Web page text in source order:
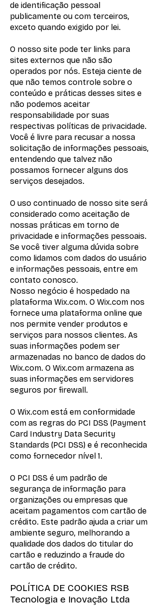
de identificação pessoal
publicamente ou com terceiros,
exceto quando exigido por lei.
O nosso site pode ter links para
sites externos que não são
operados por nós. Esteja ciente de
que não temos controle sobre o
conteúdo e práticas desses sites e
não podemos aceitar
responsabilidade por suas
respectivas políticas de privacidade.
Você é livre para recusar a nossa
solicitação de informações pessoais,
entendendo que talvez não
possamos fornecer alguns dos
serviços desejados.
O uso continuado de nosso site será
considerado como aceitação de
nossas práticas em torno de
privacidade e informações pessoais.
Se você tiver alguma dúvida sobre
como lidamos com dados do usuário
e informações pessoais, entre em
contato conosco.
Nosso negócio é hospedado na
plataforma Wix.com. O Wix.com nos
fornece uma plataforma online que
nos permite vender produtos e
serviços para nossos clientes. As
suas informações podem ser
armazenadas no banco de dados do
Wix.com. O Wix.com armazena as
suas informações em servidores
seguros por firewall.
O Wix.com está em conformidade
com as regras do PCI DSS (Payment
Card Industry Data Security
Standards (PCI DSS) e é reconhecida
como fornecedor nível 1.
O PCI DSS é um padrão de
segurança de informação para
organizações ou empresas que
aceitam pagamentos com cartão de
crédito. Este padrão ajuda a criar um
ambiente seguro, melhorando a
qualidade dos dados do titular do
cartão e reduzindo a fraude do
cartão de crédito.
POLÍTICA DE COOKIES RSB
Tecnologia e Inovação Ltda